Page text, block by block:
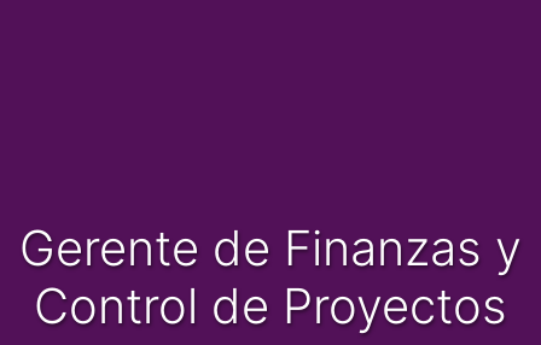
Gerente de Finanzas y
Control de Proyectos